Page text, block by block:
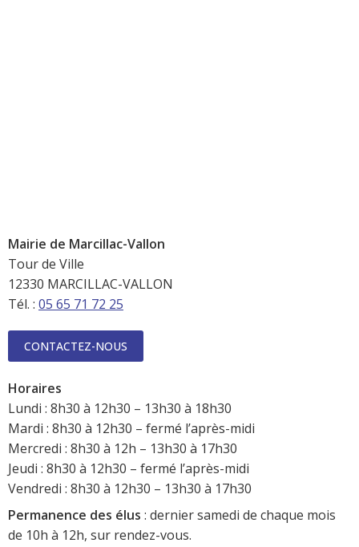
Mairie de Marcillac-Vallon
Tour de Ville
12330 MARCILLAC-VALLON
Tél. : 05 65 71 72 25
CONTACTEZ-NOUS
Horaires
Lundi : 8h30 à 12h30 – 13h30 à 18h30
Mardi : 8h30 à 12h30 – fermé l’après-midi
Mercredi : 8h30 à 12h – 13h30 à 17h30
Jeudi : 8h30 à 12h30 – fermé l’après-midi
Vendredi : 8h30 à 12h30 – 13h30 à 17h30
Permanence des élus : dernier samedi de chaque mois
de 10h à 12h, sur rendez-vous.